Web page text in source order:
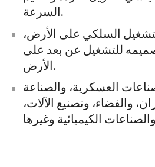
السرعة.
السلكي على الأرض،
للتشغيل عن بعد على
الأرض.
العسكرية، والصناعة
والفضاء، وتصنيع الآلات،